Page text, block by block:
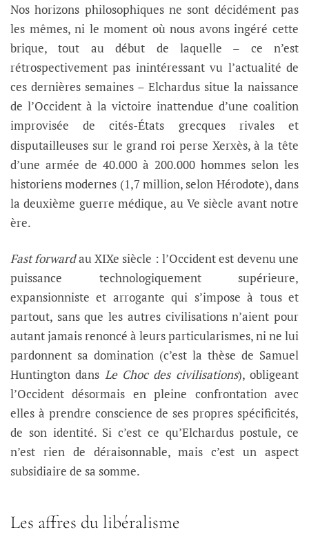
Nos horizons philosophiques ne sont décidément pas
les mêmes, ni le moment où nous avons ingéré cette
brique, tout au début de laquelle – ce n’est
rétrospectivement pas inintéressant vu l’actualité de
ces dernières semaines – Elchardus situe la naissance
de l’Occident à la victoire inattendue d’une coalition
improvisée de cités-États grecques rivales et
disputailleuses sur le grand roi perse Xerxès, à la tête
d’une armée de 40.000 à 200.000 hommes selon les
historiens modernes (1,7 million, selon Hérodote), dans
la deuxième guerre médique, au Ve siècle avant notre
ère.
Fast forwardau XIXe siècle : l’Occident est devenu une
puissance technologiquement supérieure,
expansionniste et arrogante qui s’impose à tous et
partout, sans que les autres civilisations n’aient pour
autant jamais renoncé à leurs particularismes, ni ne lui
pardonnent sa domination (c’est la thèse de Samuel
Huntington dans Le Choc des civilisations), obligeant
l’Occident désormais en pleine confrontation avec
elles à prendre conscience de ses propres spécificités,
de son identité. Si c’est ce qu’Elchardus postule, ce
n’est rien de déraisonnable, mais c’est un aspect
subsidiaire de sa somme.
Les affres du libéralisme